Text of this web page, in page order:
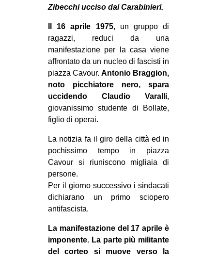
AMBIENTE
ANTIFASCISMO
DIRITTO ALL’ABITARE
MIGRAZIONI
PRECARIATO
STUDENTI
CULTURE
CINEMA
MUSICA
RECENSIONI
Zibecchi ucciso dai Carabinieri.
Il 16 aprile 1975, un gruppo di
ragazzi, reduci da una
manifestazione per la casa viene
affrontato da un nucleo di fascisti in
piazza Cavour. Antonio Braggion,
noto picchiatore nero, spara
uccidendo Claudio Varalli,
giovanissimo studente di Bollate,
figlio di operai.
La notizia fa il giro della città ed in
pochissimo tempo in piazza
Cavour si riuniscono migliaia di
persone.
Per il giorno successivo i sindacati
dichiarano un primo sciopero
antifascista.
La manifestazione del 17 aprile è
imponente. La parte più militante
del corteo si muove verso la